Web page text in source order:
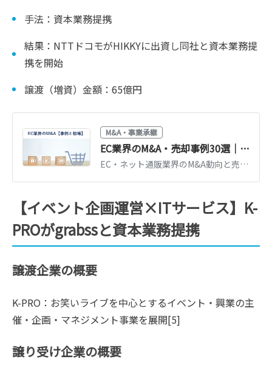
手法：資本業務提携
結果：NTTドコモがHIKKYに出資し同社と資本業務提
携を開始
譲渡（増資）金額：65億円
M&A・事業承継
EC業界のM&A・売却事例30選｜売却相場と高く売るポイント【図解】
EC・ネット通販業界のM&A動向と売却事例30選を紹介。売却価格の相場観、評価されやすいECサイトの特徴、高値売却のポイントを図解で解説します。
【イベント企画運営×ITサービス】K-
PROがgrabssと資本業務提携
譲渡企業の概要
K-PRO：お笑いライブを中心とするイベント・興業の主
催・企画・マネジメント事業を展開[5]
譲り受け企業の概要